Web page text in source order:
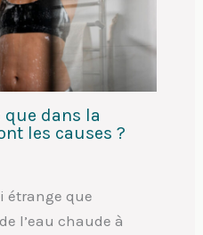
que dans la
les causes ?
étrange que
l’eau chaude à